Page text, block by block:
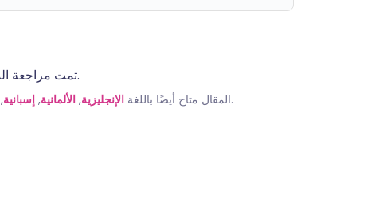
تمت مراجعة المعلومات الموجودة في هذه الصفحة من قبل أطباء مؤهلين.
المقال متاح أيضًا باللغة الإنجليزية, الألمانية, إسبانية, .